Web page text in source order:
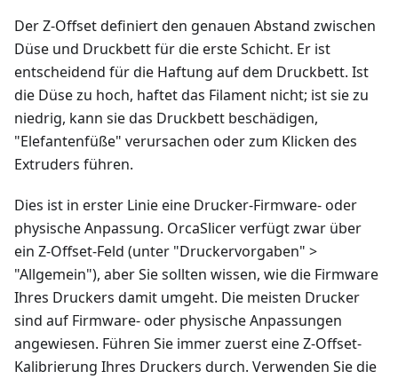
Der Z-Offset definiert den genauen Abstand zwischen
Düse und Druckbett für die erste Schicht. Er ist
entscheidend für die Haftung auf dem Druckbett. Ist
die Düse zu hoch, haftet das Filament nicht; ist sie zu
niedrig, kann sie das Druckbett beschädigen,
"Elefantenfüße" verursachen oder zum Klicken des
Extruders führen.
Dies ist in erster Linie eine Drucker-Firmware- oder
physische Anpassung. OrcaSlicer verfügt zwar über
ein Z-Offset-Feld (unter "Druckervorgaben" >
"Allgemein"), aber Sie sollten wissen, wie die Firmware
Ihres Druckers damit umgeht. Die meisten Drucker
sind auf Firmware- oder physische Anpassungen
angewiesen. Führen Sie immer zuerst eine Z-Offset-
Kalibrierung Ihres Druckers durch. Verwenden Sie die